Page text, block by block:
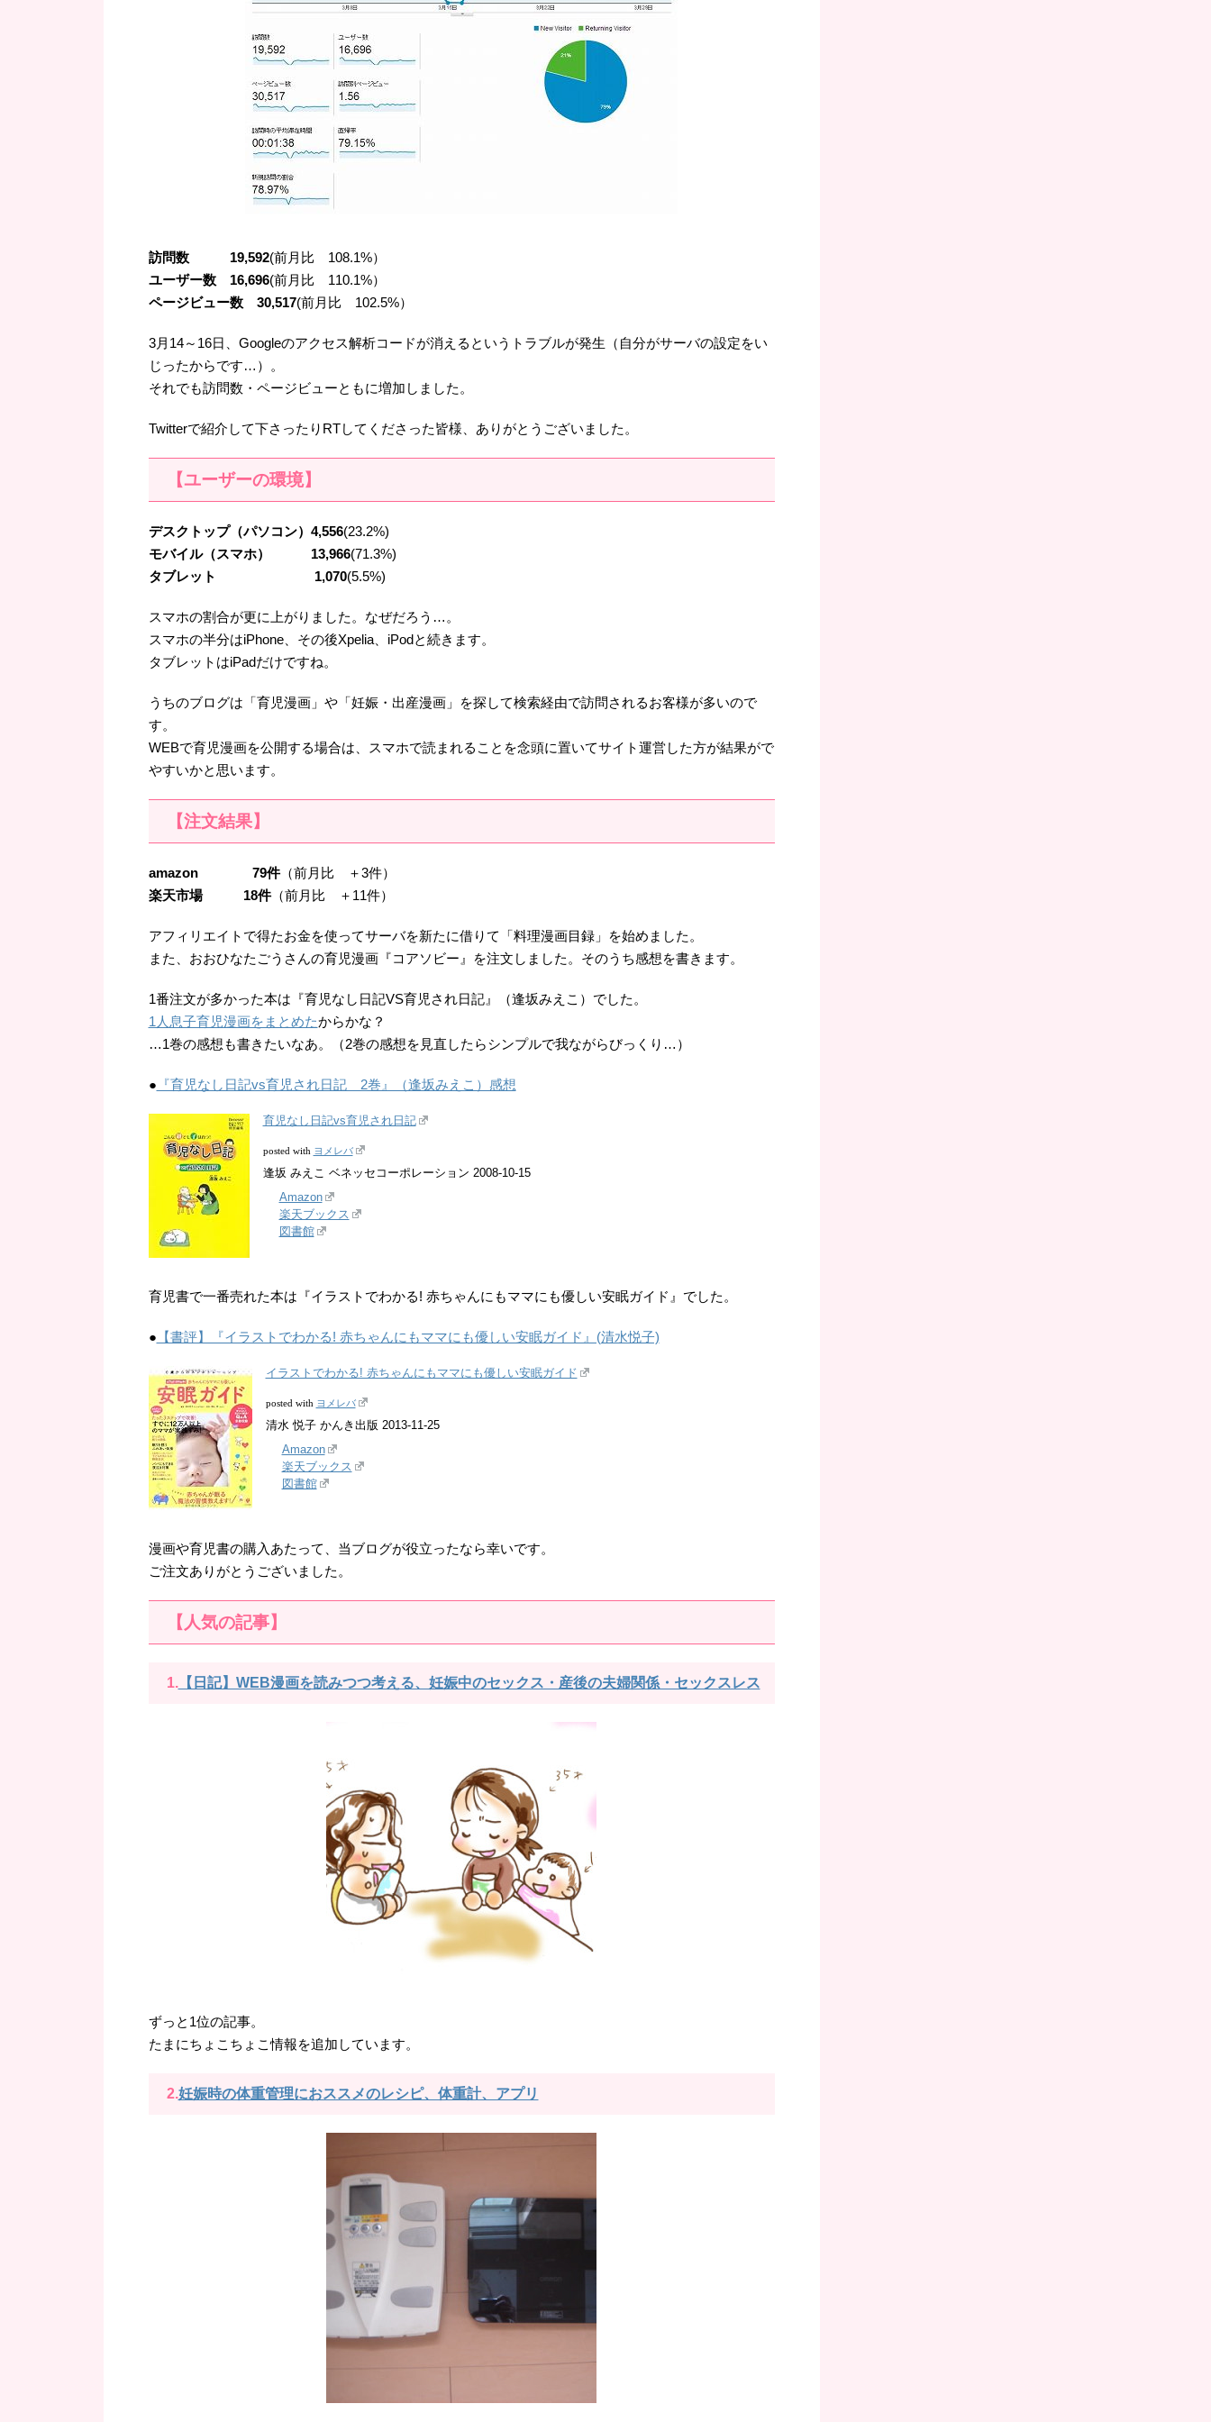
訪問数 19,592(前月比 108.1%）
ユーザー数 16,696(前月比 110.1%）
ページビュー数 30,517(前月比 102.5%）
3月14～16日、Googleのアクセス解析コードが消えるというトラブルが発生（自分がサーバの設定をい
じったからです…）。
それでも訪問数・ページビューともに増加しました。
Twitterで紹介して下さったりRTしてくださった皆様、ありがとうございました。
【ユーザーの環境】
デスクトップ（パソコン）4,556(23.2%)
モバイル（スマホ） 13,966(71.3%)
タブレット 1,070(5.5%)
スマホの割合が更に上がりました。なぜだろう…。
スマホの半分はiPhone、その後Xpelia、iPodと続きます。
タブレットはiPadだけですね。
うちのブログは「育児漫画」や「妊娠・出産漫画」を探して検索経由で訪問されるお客様が多いので
す。
WEBで育児漫画を公開する場合は、スマホで読まれることを念頭に置いてサイト運営した方が結果がで
やすいかと思います。
【注文結果】
amazon 79件（前月比 ＋3件）
楽天市場 18件（前月比 ＋11件）
アフィリエイトで得たお金を使ってサーバを新たに借りて「料理漫画目録」を始めました。
また、おおひなたごうさんの育児漫画『コアソビー』を注文しました。そのうち感想を書きます。
1番注文が多かった本は『育児なし日記VS育児され日記』（逢坂みえこ）でした。
1人息子育児漫画をまとめたからかな？
…1巻の感想も書きたいなあ。（2巻の感想を見直したらシンプルで我ながらびっくり…）
● 『育児なし日記vs育児され日記 2巻』（逢坂みえこ）感想
育児なし日記vs育児され日記
posted with ヨメレバ
逢坂 みえこ ベネッセコーポレーション 2008-10-15
Amazon
楽天ブックス
図書館
育児書で一番売れた本は『イラストでわかる! 赤ちゃんにもママにも優しい安眠ガイド』でした。
● 【書評】『イラストでわかる! 赤ちゃんにもママにも優しい安眠ガイド』(清水悦子)
イラストでわかる! 赤ちゃんにもママにも優しい安眠ガイド
posted with ヨメレバ
清水 悦子 かんき出版 2013-11-25
Amazon
楽天ブックス
図書館
漫画や育児書の購入あたって、当ブログが役立ったなら幸いです。
ご注文ありがとうございました。
【人気の記事】
1.【日記】WEB漫画を読みつつ考える、妊娠中のセックス・産後の夫婦関係・セックスレス
ずっと1位の記事。
たまにちょこちょこ情報を追加しています。
2.妊娠時の体重管理におススメのレシピ、体重計、アプリ